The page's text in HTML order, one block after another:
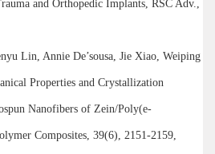
and Orthopedic Implants, RSC Adv.,
Lin, Annie De’sousa, Jie Xiao, Weiping
Properties and Crystallization
Nanofibers of Zein/Poly(e-
Composites, 39(6), 2151-2159,